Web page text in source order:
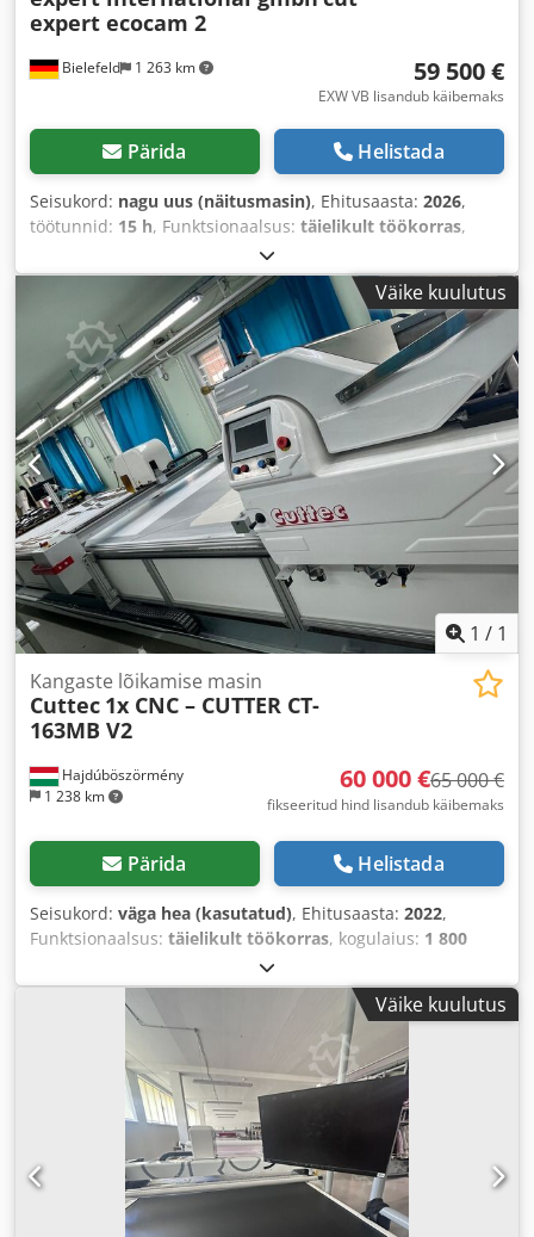
Bielefeld 1 263 km
expert ecocam 2
59 500 €
EXW VB lisandub käibemaks
Pärida Helistada
Seisukord: nagu uus (näitusmasin), Ehitusaasta: 2026,
töötunnid: 15 h, Funktsionaalsus: täielikult töökorras,
2002-045
kogupikkus:3 300 mm,
Väike kuulutus
1 / 1
Hajdúböszörmény
1 238 km
Kangaste lõikamise masin
Cuttec 1x CNC – CUTTER CT-
163MB V2
60 000 €65 000 €
fikseeritud hind lisandub käibemaks
Pärida Helistada
Seisukord: väga hea (kasutatud), Ehitusaasta: 2022,
Funktsionaalsus: täielikult töökorras, kogulaius: 1 800
Väike kuulutus